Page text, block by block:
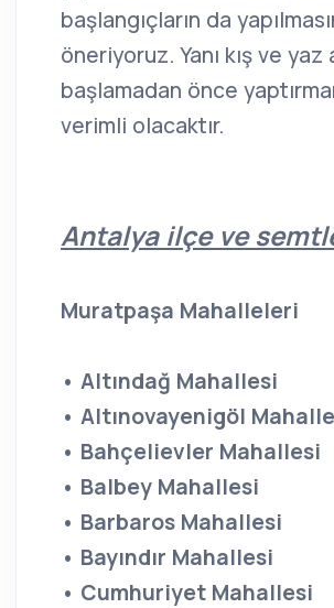
başlangıçların da
öneriyoruz. Yanı kış ve yaz
başlamadan önce
verimli olacaktır.
Antalya ilçe ve
Muratpaşa Mahalleleri
• Altındağ Mahallesi
• Altınovayenigöl
• Bahçelievler Mahallesi
• Balbey Mahallesi
• Barbaros Mahallesi
• Bayındır Mahallesi
• Cumhuriyet Mahallesi